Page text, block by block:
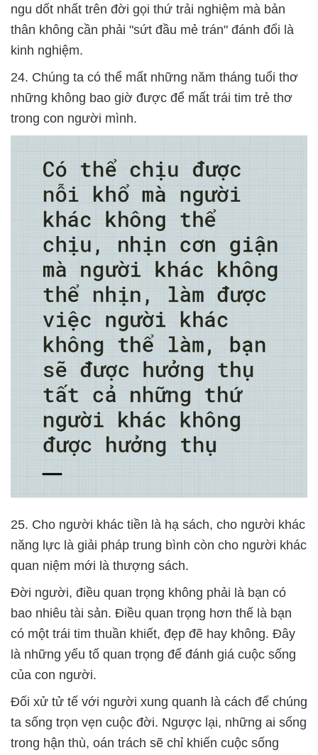
ngu dốt nhất trên đời gọi thứ trải nghiệm mà bản
thân không cần phải "sứt đầu mẻ trán" đánh đổi là
kinh nghiệm.
24. Chúng ta có thể mất những năm tháng tuổi thơ
những không bao giờ được để mất trái tim trẻ thơ
trong con người mình.
25. Cho người khác tiền là hạ sách, cho người khác
năng lực là giải pháp trung bình còn cho người khác
quan niệm mới là thượng sách.
Đời người, điều quan trọng không phải là bạn có
bao nhiêu tài sản. Điều quan trọng hơn thế là bạn
có một trái tim thuần khiết, đẹp đẽ hay không. Đây
là những yếu tố quan trọng để đánh giá cuộc sống
của con người.
Đối xử tử tế với người xung quanh là cách để chúng
ta sống trọn vẹn cuộc đời. Ngược lại, những ai sống
trong hận thù, oán trách sẽ chỉ khiến cuộc sống